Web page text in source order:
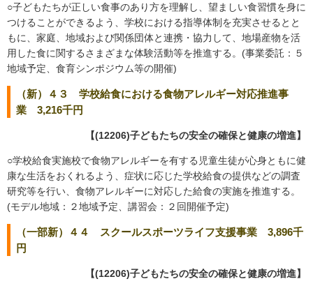
○子どもたちが正しい食事のあり方を理解し、望ましい食習慣を身に
つけることができるよう、学校における指導体制を充実させるとと
もに、家庭、地域および関係団体と連携・協力して、地場産物を活
用した食に関するさまざまな体験活動等を推進する。(事業委託：５
地域予定、食育シンポジウム等の開催)
（新）４３ 学校給食における食物アレルギー対応推進事
業 3,216千円
【(12206)子どもたちの安全の確保と健康の増進】
○学校給食実施校で食物アレルギーを有する児童生徒が心身ともに健
康な生活をおくれるよう、症状に応じた学校給食の提供などの調査
研究等を行い、食物アレルギーに対応した給食の実施を推進する。
(モデル地域：２地域予定、講習会：２回開催予定)
（一部新）４４ スクールスポーツライフ支援事業 3,896千
円
【(12206)子どもたちの安全の確保と健康の増進】